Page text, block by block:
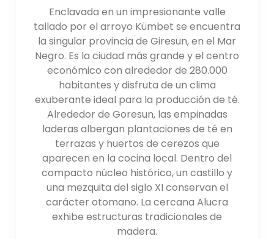
Enclavada en un impresionante valle
tallado por el arroyo Kümbet se encuentra
la singular provincia de Giresun, en el Mar
Negro. Es la ciudad más grande y el centro
económico con alrededor de 280.000
habitantes y disfruta de un clima
exuberante ideal para la producción de té.
Alrededor de Goresun, las empinadas
laderas albergan plantaciones de té en
terrazas y huertos de cerezos que
aparecen en la cocina local. Dentro del
compacto núcleo histórico, un castillo y
una mezquita del siglo XI conservan el
carácter otomano. La cercana Alucra
exhibe estructuras tradicionales de
madera.